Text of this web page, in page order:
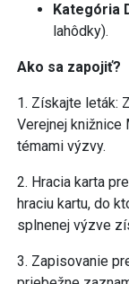
Kategória
lahôdky).
Ako sa zapojiť?
1. Získajte leták:
Verejnej knižnice
témami výzvy.
2. Hracia karta
hraciu kartu, do
splnenej výzve
3. Zapisovanie